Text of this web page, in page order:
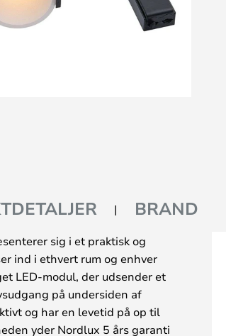
BRAND
sig i et praktisk og
ind i ethvert rum og enhver
LED-modul, der udsender et
på undersiden af
og har en levetid på op til
yder Nordlux 5 års garanti